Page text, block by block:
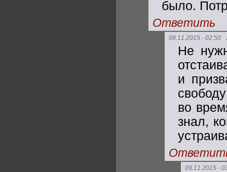
было.
Ответить
09.11.2015 - 02:50
Не
и
во
знал,
09.11.2015 -